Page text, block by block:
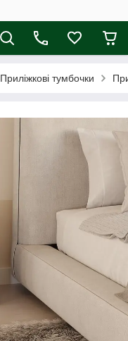
Приліжкові тумбочки